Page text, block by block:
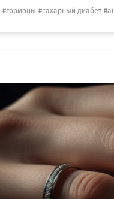
гормоны сахарный диабет